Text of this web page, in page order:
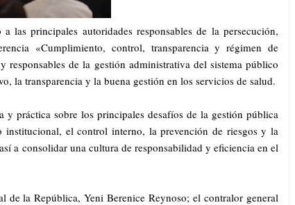
las principales autoridades responsables de la persecución,
«Cumplimiento, control, transparencia y régimen de
de la gestión administrativa del sistema público
la transparencia y la buena gestión en los servicios de salud.
práctica sobre los principales desafíos de la gestión pública
el control interno, la prevención de riesgos y la
a consolidar una cultura de responsabilidad y eficiencia en el
de la República, Yeni Berenice Reynoso; el contralor general